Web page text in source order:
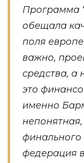
Программа
обещала
поля
важно,
средства, а
это
именно
финального
федерация